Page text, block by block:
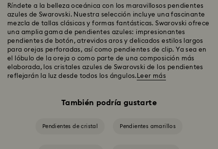
Ríndete a la belleza oceánica con los maravillosos pendientes
azules de Swarovski. Nuestra selección incluye una fascinante
mezcla de tallas clásicas y formas fantásticas. Swarovski ofrece
una amplia gama de pendientes azules: impresionantes
pendientes de botón, atrevidos aros y delicados estilos largos
para orejas perforadas, así como pendientes de clip. Ya sea en
el lóbulo de la oreja o como parte de una composición más
elaborada, los cristales azules de Swarovski de los pendientes
reflejarán la luz desde todos los ángulos. Leer más
También podría gustarte
Pendientes de cristal Pendientes amarillos